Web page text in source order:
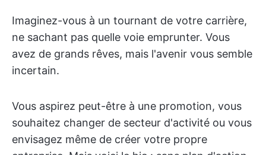
Imaginez-vous à un tournant de votre carrière,
ne sachant pas quelle voie emprunter. Vous
avez de grands rêves, mais l'avenir vous semble
incertain.
Vous aspirez peut-être à une promotion, vous
souhaitez changer de secteur d'activité ou vous
envisagez même de créer votre propre